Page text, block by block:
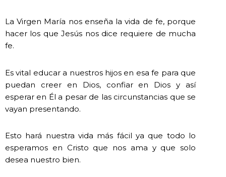
La Virgen María nos enseña la vida de fe, porque
hacer los que Jesús nos dice requiere de mucha
fe.
Es vital educar a nuestros hijos en esa fe para que
puedan creer en Dios, confiar en Dios y así
esperar en Él a pesar de las circunstancias que se
vayan presentando.
Esto hará nuestra vida más fácil ya que todo lo
esperamos en Cristo que nos ama y que solo
desea nuestro bien.